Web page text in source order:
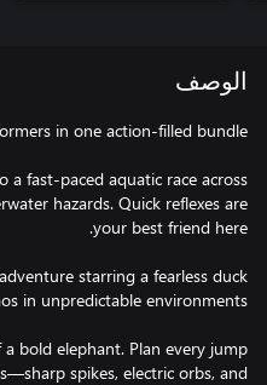
الوصف
fast-paced aquatic race across
hazards. Quick reflexes are
starring a fearless duck
bold elephant. Plan every jump
spikes, electric orbs, and